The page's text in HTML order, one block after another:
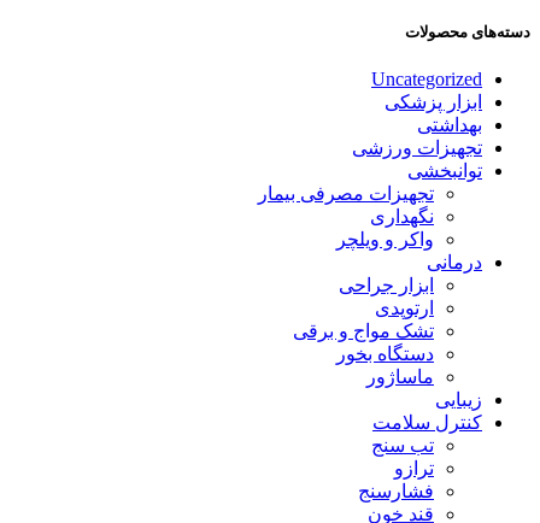
دسته‌های محصولات
Uncategorized
ابزار پزشکی
بهداشتی
تجهیزات ورزشی
توانبخشی
تجهیزات مصرفی بیمار
نگهداری
واکر و ویلچر
درمانی
ابزار جراحی
ارتوپدی
تشک مواج و برقی
دستگاه بخور
ماساژور
زیبایی
کنترل سلامت
تب سنج
ترازو
فشارسنج
قند خون